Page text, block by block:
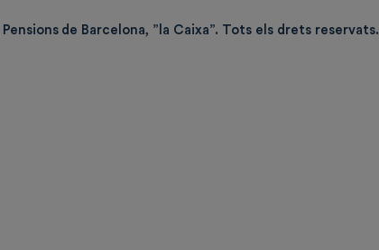
de Barcelona, ”la Caixa”. Tots els drets reservats.